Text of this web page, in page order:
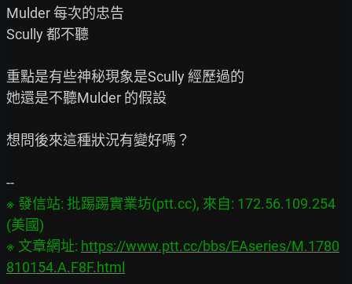
Mulder 每次的忠告
Scully 都不聽
重點是有些神秘現象是Scully 經歷過的
她還是不聽Mulder 的假設
想問後來這種狀況有變好嗎？
※ 發信站: 批踢踢實業坊(ptt.cc), 來自: 172.56.109.254
(美國)
※ 文章網址: https://www.ptt.cc/bbs/EAseries/M.1780
810154.A.F8F.html